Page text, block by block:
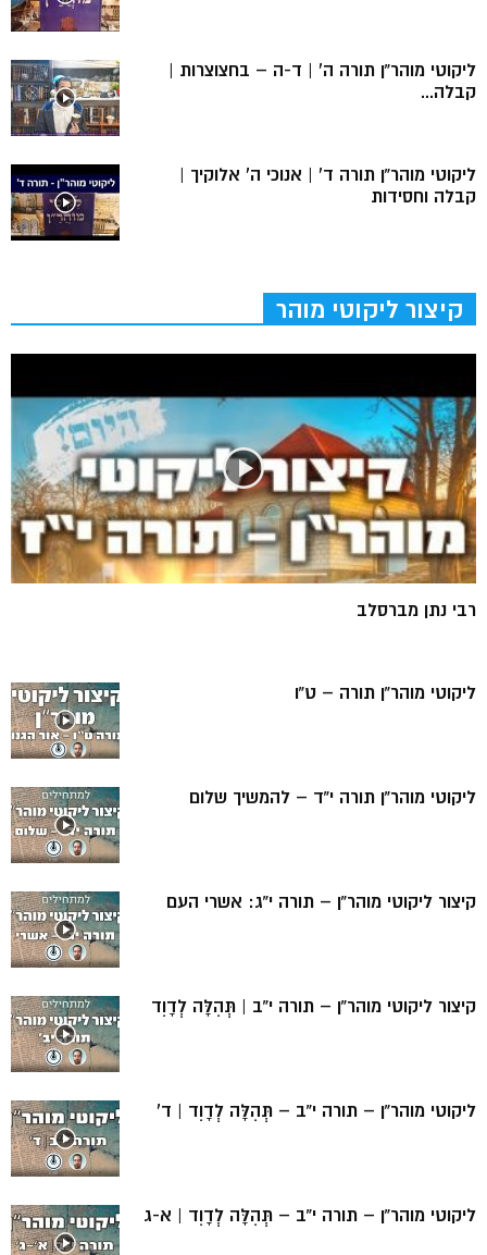
ליקוטי מוהר”ן תורה ה’ | ד-ה – בחצוצרות |
קבלה...
ליקוטי מוהר”ן תורה ד’ | אנוכי ה’ אלוקיך |
קבלה וחסידות
קיצור ליקוטי מוהר
רבי נתן מברסלב
ליקוטי מוהר”ן תורה – ט”ו
ליקוטי מוהר”ן תורה י”ד – להמשיך שלום
קיצור ליקוטי מוהר”ן – תורה י”ג: אשרי העם
קיצור ליקוטי מוהר”ן – תורה י”ב | תְּהִלָּה לְדָוִד
ליקוטי מוהר”ן – תורה י”ב – תְּהִלָּה לְדָוִד | ד’
ליקוטי מוהר”ן – תורה י”ב – תְּהִלָּה לְדָוִד | א-ג